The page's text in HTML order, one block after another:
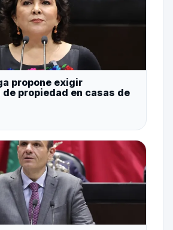
propone exigir
propiedad en casas de